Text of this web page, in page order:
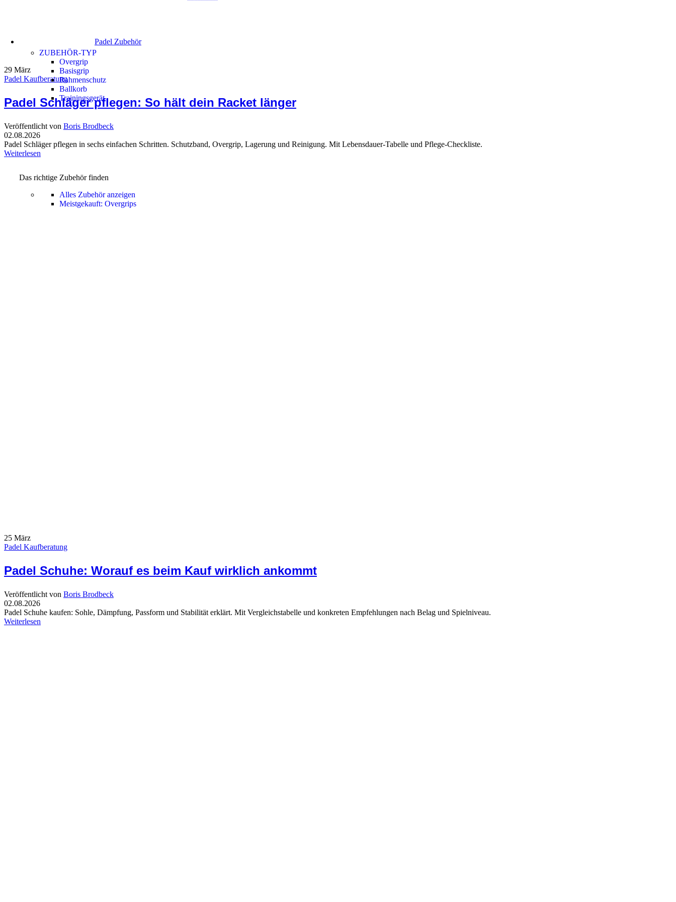
Padel Zubehör
ZUBEHÖR-TYP
Overgrip
Basisgrip
Rahmenschutz
Ballkorb
Trainingsgerät
Das richtige Zubehör finden
Alles Zubehör anzeigen
Meistgekauft: Overgrips
29 März
Padel Kaufberatung
Padel Schläger pflegen: So hält dein Racket länger
Veröffentlicht von Boris Brodbeck
02.08.2026
Padel Schläger pflegen in sechs einfachen Schritten. Schutzband, Overgrip, Lagerung und Reinigung. Mit Lebensdauer-Tabelle und Pflege-Checkliste.
Weiterlesen
25 März
Padel Kaufberatung
Padel Schuhe: Worauf es beim Kauf wirklich ankommt
Veröffentlicht von Boris Brodbeck
02.08.2026
Padel Schuhe kaufen: Sohle, Dämpfung, Passform und Stabilität erklärt. Mit Vergleichstabelle und konkreten Empfehlungen nach Belag und Spielniveau.
Weiterlesen